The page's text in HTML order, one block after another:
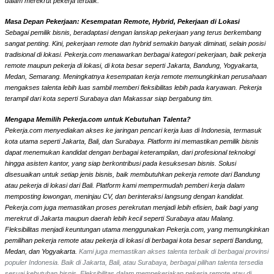
Masa Depan Pekerjaan: Kesempatan Remote, Hybrid, Pekerjaan di Lokasi
Sebagai pemilik bisnis, beradaptasi dengan lanskap pekerjaan yang terus berkembang
sangat penting. Kini, pekerjaan remote dan hybrid semakin banyak diminati, selain posisi
tradisional di lokasi. Pekerja.com menawarkan berbagai kategori pekerjaan, baik pekerja
remote maupun pekerja di lokasi, di kota besar seperti Jakarta, Bandung, Yogyakarta,
Medan, Semarang. Meningkatnya kesempatan kerja remote memungkinkan perusahaan
mengakses talenta lebih luas sambil memberi fleksibilitas lebih pada karyawan. Pekerja
terampil dari kota seperti Surabaya dan Makassar siap bergabung tim.
Mengapa Memilih Pekerja.com untuk Kebutuhan Talenta?
Pekerja.com menyediakan akses ke jaringan pencari kerja luas di Indonesia, termasuk
kota utama seperti Jakarta, Bali, dan Surabaya. Platform ini memastikan pemilik bisnis
dapat menemukan kandidat dengan berbagai keterampilan, dari profesional teknologi
hingga asisten kantor, yang siap berkontribusi pada kesuksesan bisnis. Solusi
disesuaikan untuk setiap jenis bisnis, baik membutuhkan pekerja remote dari Bandung
atau pekerja di lokasi dari Bali. Platform kami mempermudah pemberi kerja dalam
memposting lowongan, meninjau CV, dan berinteraksi langsung dengan kandidat.
Pekerja.com juga memastikan proses perekrutan menjadi lebih efisien, baik bagi yang
merekrut di Jakarta maupun daerah lebih kecil seperti Surabaya atau Malang.
Fleksibilitas menjadi keuntungan utama menggunakan Pekerja.com, yang memungkinkan
pemilihan pekerja remote atau pekerja di lokasi di berbagai kota besar seperti Bandung,
Medan, dan Yogyakarta. Kami juga memastikan akses talenta terbaik di berbagai provinsi
populer Indonesia. Baik di Jakarta, Bali, atau Surabaya, berbagai pilihan talenta tersedia